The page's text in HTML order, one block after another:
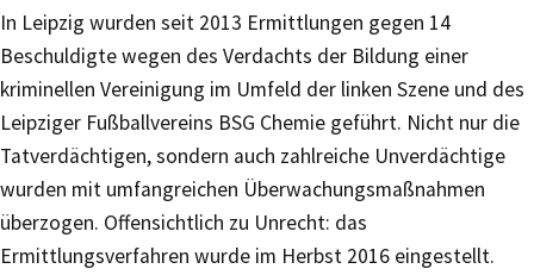
In Leipzig wurden seit 2013 Ermittlungen gegen 14
Beschuldigte wegen des Verdachts der Bildung einer
kriminellen Vereinigung im Umfeld der linken Szene und des
Leipziger Fußballvereins BSG Chemie geführt. Nicht nur die
Tatverdächtigen, sondern auch zahlreiche Unverdächtige
wurden mit umfangreichen Überwachungsmaßnahmen
überzogen. Offensichtlich zu Unrecht: das
Ermittlungsverfahren wurde im Herbst 2016 eingestellt.